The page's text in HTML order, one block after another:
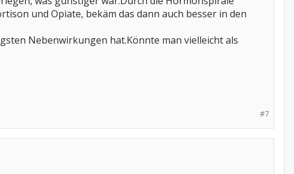
und Opiate, bekäm das dann auch besser in den
Nebenwirkungen hat.Könnte man vielleicht als
#7